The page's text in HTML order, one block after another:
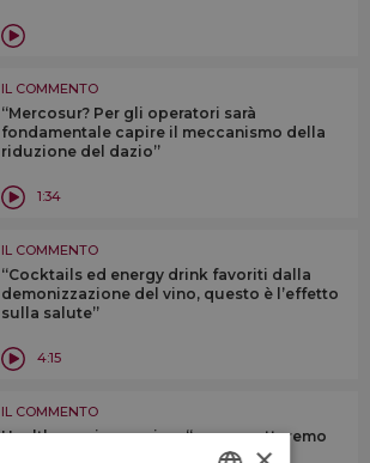
IL COMMENTO
“Mercosur? Per gli operatori sarà
fondamentale capire il meccanismo della
riduzione del dazio”
1:34
IL COMMENTO
“Cocktails ed energy drink favoriti dalla
demonizzazione del vino, questo è l’effetto
sulla salute”
4:15
IL COMMENTO
Health warnings e vino: “non accetteremo
mai etichette che spaventano il